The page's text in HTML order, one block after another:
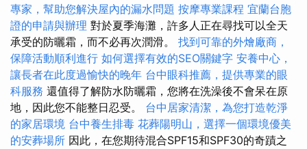
專家，幫助您解決屋內的漏水問題 按摩專業課程 宜蘭台胞
證的申請與辦理 對於夏季海灘，許多人正在尋找可以全天
承受的防曬霜，而不必再次潤滑。 找到可靠的外燴廠商，
保障活動順利進行 如何選擇有效的SEO關鍵字 安養中心，
讓長者在此度過愉快的晚年 台中眼科推薦，提供專業的眼
科服務 還值得了解防水防曬霜，您將在洗澡後不會呆在原
地，因此您不能整日忍受。 台中居家清潔，為您打造乾淨
的家居環境 台中養生排毒 花葬陽明山，選擇一個環境優美
的安葬場所 因此，在您期待混合SPF15和SPF30的奇蹟之